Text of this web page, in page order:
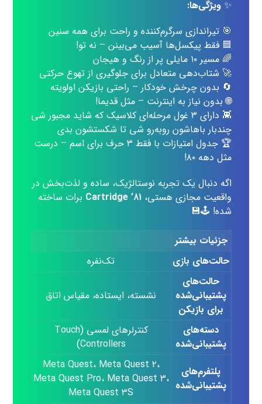
✨ویژگی‌ها:
🎯 تیراندازی سرگرم‌کننده و راحت برای همه سنین
🟦 فقط پیکسل‌ها آسیب می‌بینن – نه تو!
🌈 مسیر ۱۰ مایلی پر از رنگ و هیجان
🚀 شتاب‌دهی متعادل برای جلوگیری از تهوع حرکتی
🔄 بدون چرخش خودکار – راحتی بازیکن اولویته
🌐 بدون نیاز به اینترنت – مثل قدیما!
👾 دارای ۳ غول مرحله‌ای کلاسیک که شاید مجبور شی
چندبار باهاشون روبه‌رو شی تا شکستشون بدی
🏆 جدول امتیازات با فقط ۳ حرف برای اسم – درست
مثل دهه ۸۰!
اگه دنبال یک تجربه نوستالژیک، ساده و لذت‌بخش در
واقعیت مجازی هستی، Cartridge ’۸۱ برات ساخته
شده! 🕹️💾
جزئیات بیشتر
حالت‌های بازی
تک‌نفره
حالت‌های
پشتیبانی‌شده
برای بازیکن
نشسته، ایستاده، مقیاس اتاق
دسته‌های
پشتیبانی‌شده
کنترلرهای لمسی (Touch
Controllers)
پلتفرم‌های
پشتیبانی‌شده
Meta Quest، Meta Quest ۲،
Meta Quest Pro، Meta Quest ۳،
Meta Quest ۳S